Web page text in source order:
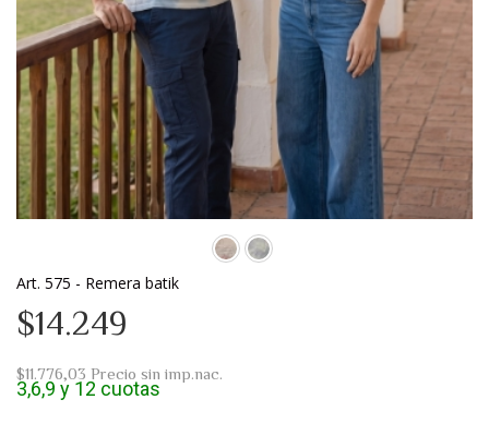
Art. 575 - Remera batik
$14.249
$11.776,03 Precio sin imp.nac.
3,6,9 y 12 cuotas